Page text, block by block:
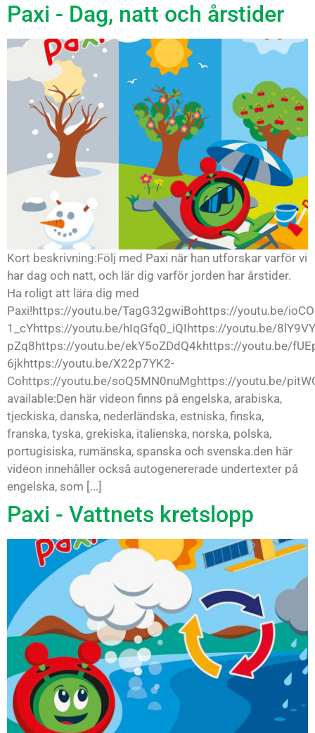
Paxi - Dag, natt och årstider
Kort beskrivning:Följ med Paxi när han utforskar varför vi
har dag och natt, och lär dig varför jorden har årstider.
Ha roligt att lära dig med
Paxi!https://youtu.be/TagG32gwiBohttps://youtu.be/
1_cYhttps://youtu.be/hIqGfq0_iQIhttps://youtu.be/
pZq8https://youtu.be/ekY5oZDdQ4khttps://youtu.be/
6jkhttps://youtu.be/X22p7YK2-
Cohttps://youtu.be/soQ5MN0nuMghttps://youtu.be/
available:Den här videon finns på engelska, arabiska,
tjeckiska, danska, nederländska, estniska, finska,
franska, tyska, grekiska, italienska, norska, polska,
portugisiska, rumänska, spanska och svenska.den här
videon innehåller också autogenererade undertexter på
engelska, som [...]
Paxi - Vattnets kretslopp